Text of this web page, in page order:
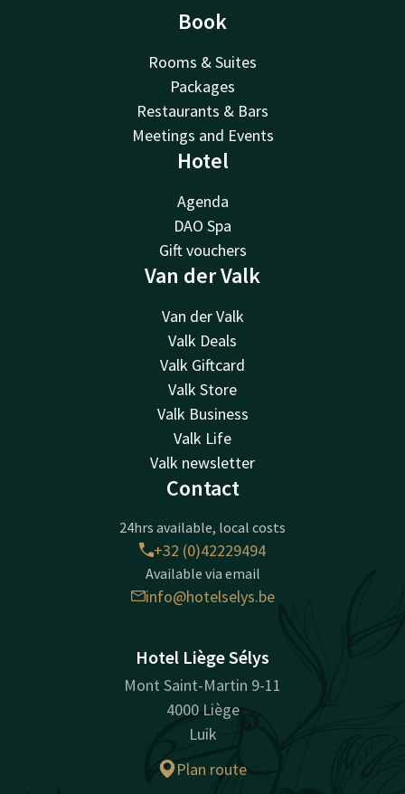
Book
Rooms & Suites
Packages
Restaurants & Bars
Meetings and Events
Hotel
Agenda
DAO Spa
Gift vouchers
Van der Valk
Van der Valk
Valk Deals
Valk Giftcard
Valk Store
Valk Business
Valk Life
Valk newsletter
Contact
24hrs available, local costs
+32 (0)42229494
Available via email
info@hotelselys.be
Hotel Liège Sélys
Mont Saint-Martin 9-11
4000 Liège
Luik
Plan route